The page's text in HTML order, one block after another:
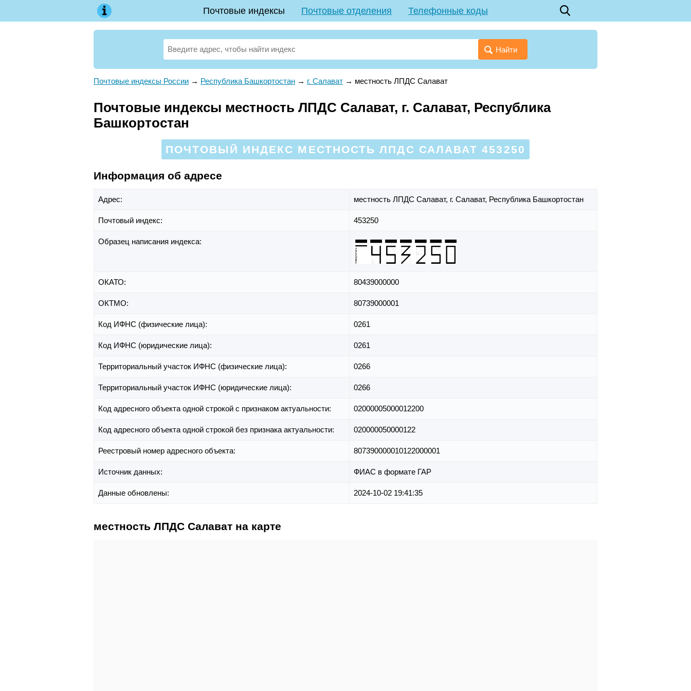
Почтовые индексы Почтовые отделения Телефонные коды
Найти
Почтовые индексы России → Республика Башкортостан → г. Салават → местность ЛПДС Салават
Почтовые индексы местность ЛПДС Салават, г. Салават, Республика
Башкортостан
ПОЧТОВЫЙ ИНДЕКС МЕСТНОСТЬ ЛПДС САЛАВАТ 453250
Информация об адресе
Адрес: местность ЛПДС Салават, г. Салават, Республика Башкортостан
Почтовый индекс: 453250
Образец написания индекса:
ОКАТО: 80439000000
ОКТМО: 80739000001
Код ИФНС (физические лица): 0261
Код ИФНС (юридические лица): 0261
Территориальный участок ИФНС (физические лица): 0266
Территориальный участок ИФНС (юридические лица): 0266
Код адресного объекта одной строкой с признаком актуальности: 02000005000012200
Код адресного объекта одной строкой без признака актуальности: 020000050000122
Реестровый номер адресного объекта: 807390000010122000001
Источник данных: ФИАС в формате ГАР
Данные обновлены: 2024-10-02 19:41:35
местность ЛПДС Салават на карте